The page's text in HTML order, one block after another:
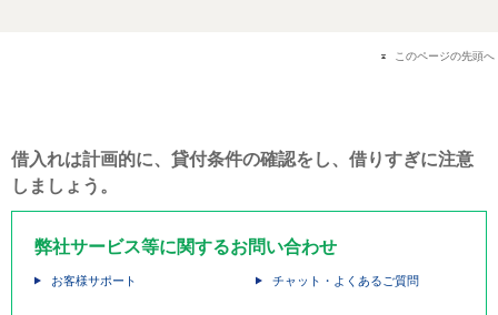
このページの先頭へ
借入れは計画的に、貸付条件の確認をし、借りすぎに注意
しましょう。
弊社サービス等に関するお問い合わせ
お客様サポート チャット・よくあるご質問